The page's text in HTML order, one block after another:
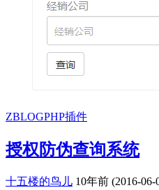
ZBLOGPHP插件
授权防伪查询系统
十五楼的鸟儿 10年前 (2016-06-